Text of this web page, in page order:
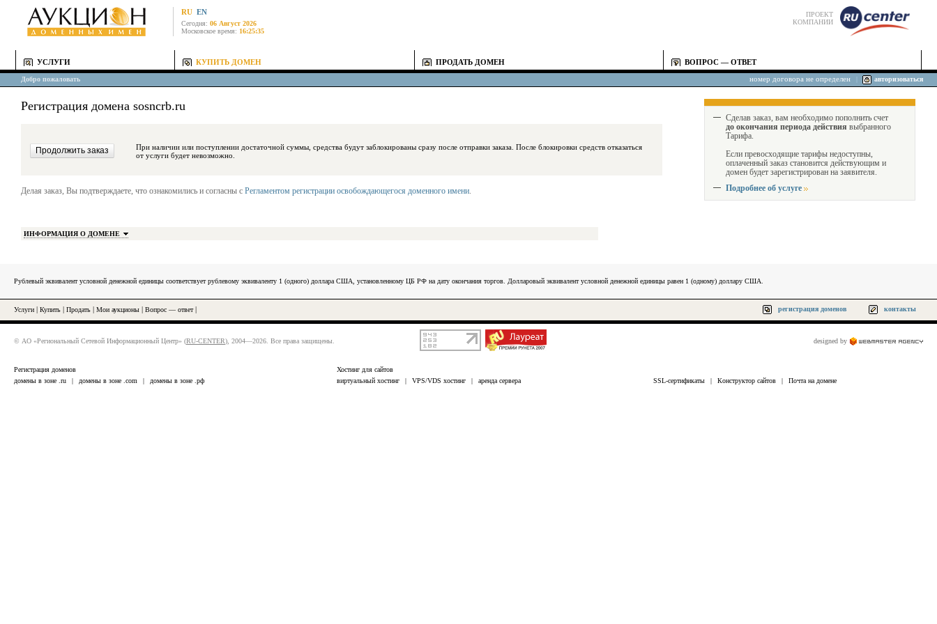
RU EN
Сегодня: 06 Август 2026
Московское время: 16:25:35
ПРОЕКТ
КОМПАНИИ
УСЛУГИ КУПИТЬ ДОМЕН ПРОДАТЬ ДОМЕН ВОПРОС — ОТВЕТ
Добро пожаловать номер договора не определен авторизоваться
Регистрация домена sosncrb.ru
При наличии или поступлении достаточной суммы, средства будут заблокированы сразу после отправки заказа. После блокировки средств отказаться
от услуги будет невозможно.
Делая заказ, Вы подтверждаете, что ознакомились и согласны с Регламентом регистрации освобождающегося доменного имени.
ИНФОРМАЦИЯ О ДОМЕНЕ
Сделав заказ, вам необходимо пополнить счет
до окончания периода действия выбранного
Тарифа.
Если превосходящие тарифы недоступны,
оплаченный заказ становится действующим и
домен будет зарегистрирован на заявителя.
Подробнее об услуге
Рублевый эквивалент условной денежной единицы соответствует рублевому эквиваленту 1 (одного) доллара США, установленному ЦБ РФ на дату окончания торгов. Долларовый эквивалент условной денежной единицы равен 1 (одному) доллару США.
Услуги Купить Продать Мои аукционы Вопрос — ответ| регистрация доменов контакты
© АО «Региональный Сетевой Информационный Центр» (RU-CENTER), 2004—2026. Все права защищены. designed by
Регистрация доменов
домены в зоне .ru
| домены в зоне .com | домены в зоне .рф
Хостинг для сайтов
виртуальный хостинг
| VPS/VDS хостинг | аренда сервера SSL-сертификаты | Конструктор сайтов | Почта на домене